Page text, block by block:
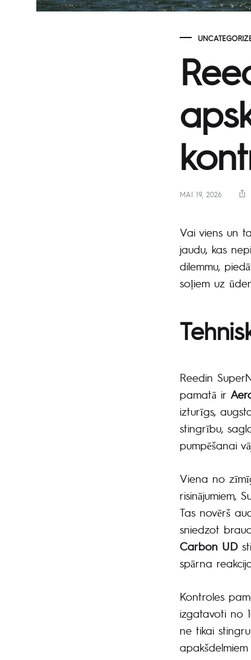
MAI 19, 2026
Vai viens un
jaudu, kas
dilemmu,
soļiem uz
Reedin
pamatā ir
izturīgs,
stingrību,
pumpēšanai
Viena no
risinājumiem,
Tas novērš
sniedzot
Carbon UD
spārna
Kontroles
izgatavoti no
ne tikai
apakšdelmiem